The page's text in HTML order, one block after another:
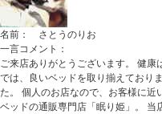
名前： さとうのりお
一言コメント：
ご来店ありがとうございます。 健
では、良いベッドを取り揃えており
た。 個人のお店なので、お客様に近
ベッドの通販専門店「眠り姫」。 当